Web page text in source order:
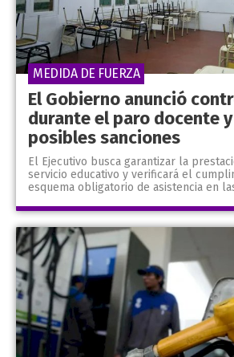
El Gobierno anunció
durante el paro docente
posibles sanciones
El Ejecutivo busca garantizar la
servicio educativo y verificará el
esquema obligatorio de asistencia en
MEDIDA DE FUERZA